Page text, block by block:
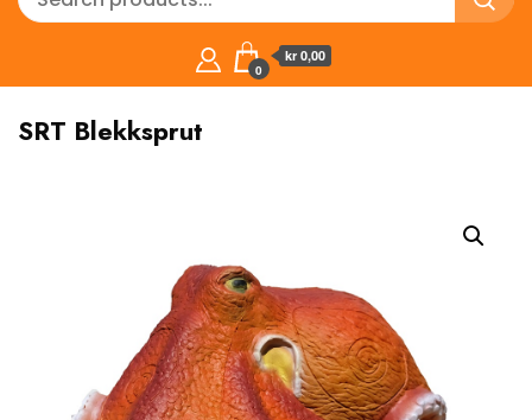
0
kr 0,00
SRT Blekksprut